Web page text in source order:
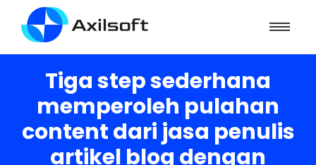
Tiga step sederhana
memperoleh pulahan
content dari jasa penulis
artikel blog dengan